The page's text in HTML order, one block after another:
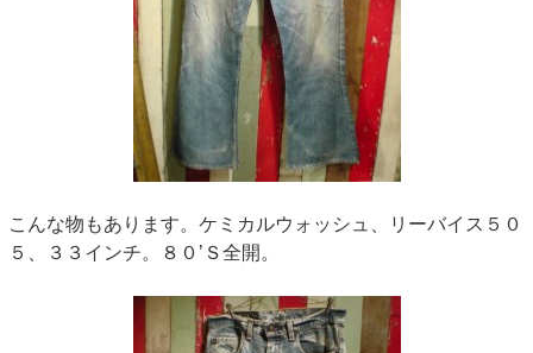
こんな物もあります。ケミカルウォッシュ、リーバイス５０
５、３３インチ。８０’Ｓ全開。